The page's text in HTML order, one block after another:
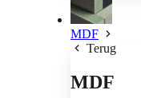
MDF
Terug
MDF